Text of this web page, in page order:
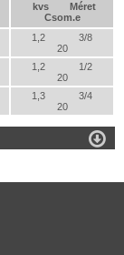
kvs
Méret
Csom.e
1,2
3/8
20
1,2
1/2
20
1,3
3/4
20
